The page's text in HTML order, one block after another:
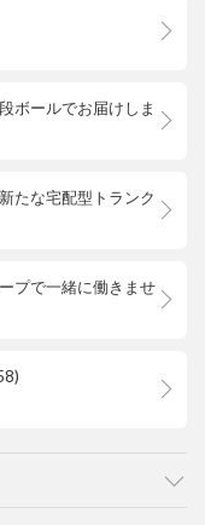
ボールでお届けしま
たな宅配型トランク
プで一緒に働きませ